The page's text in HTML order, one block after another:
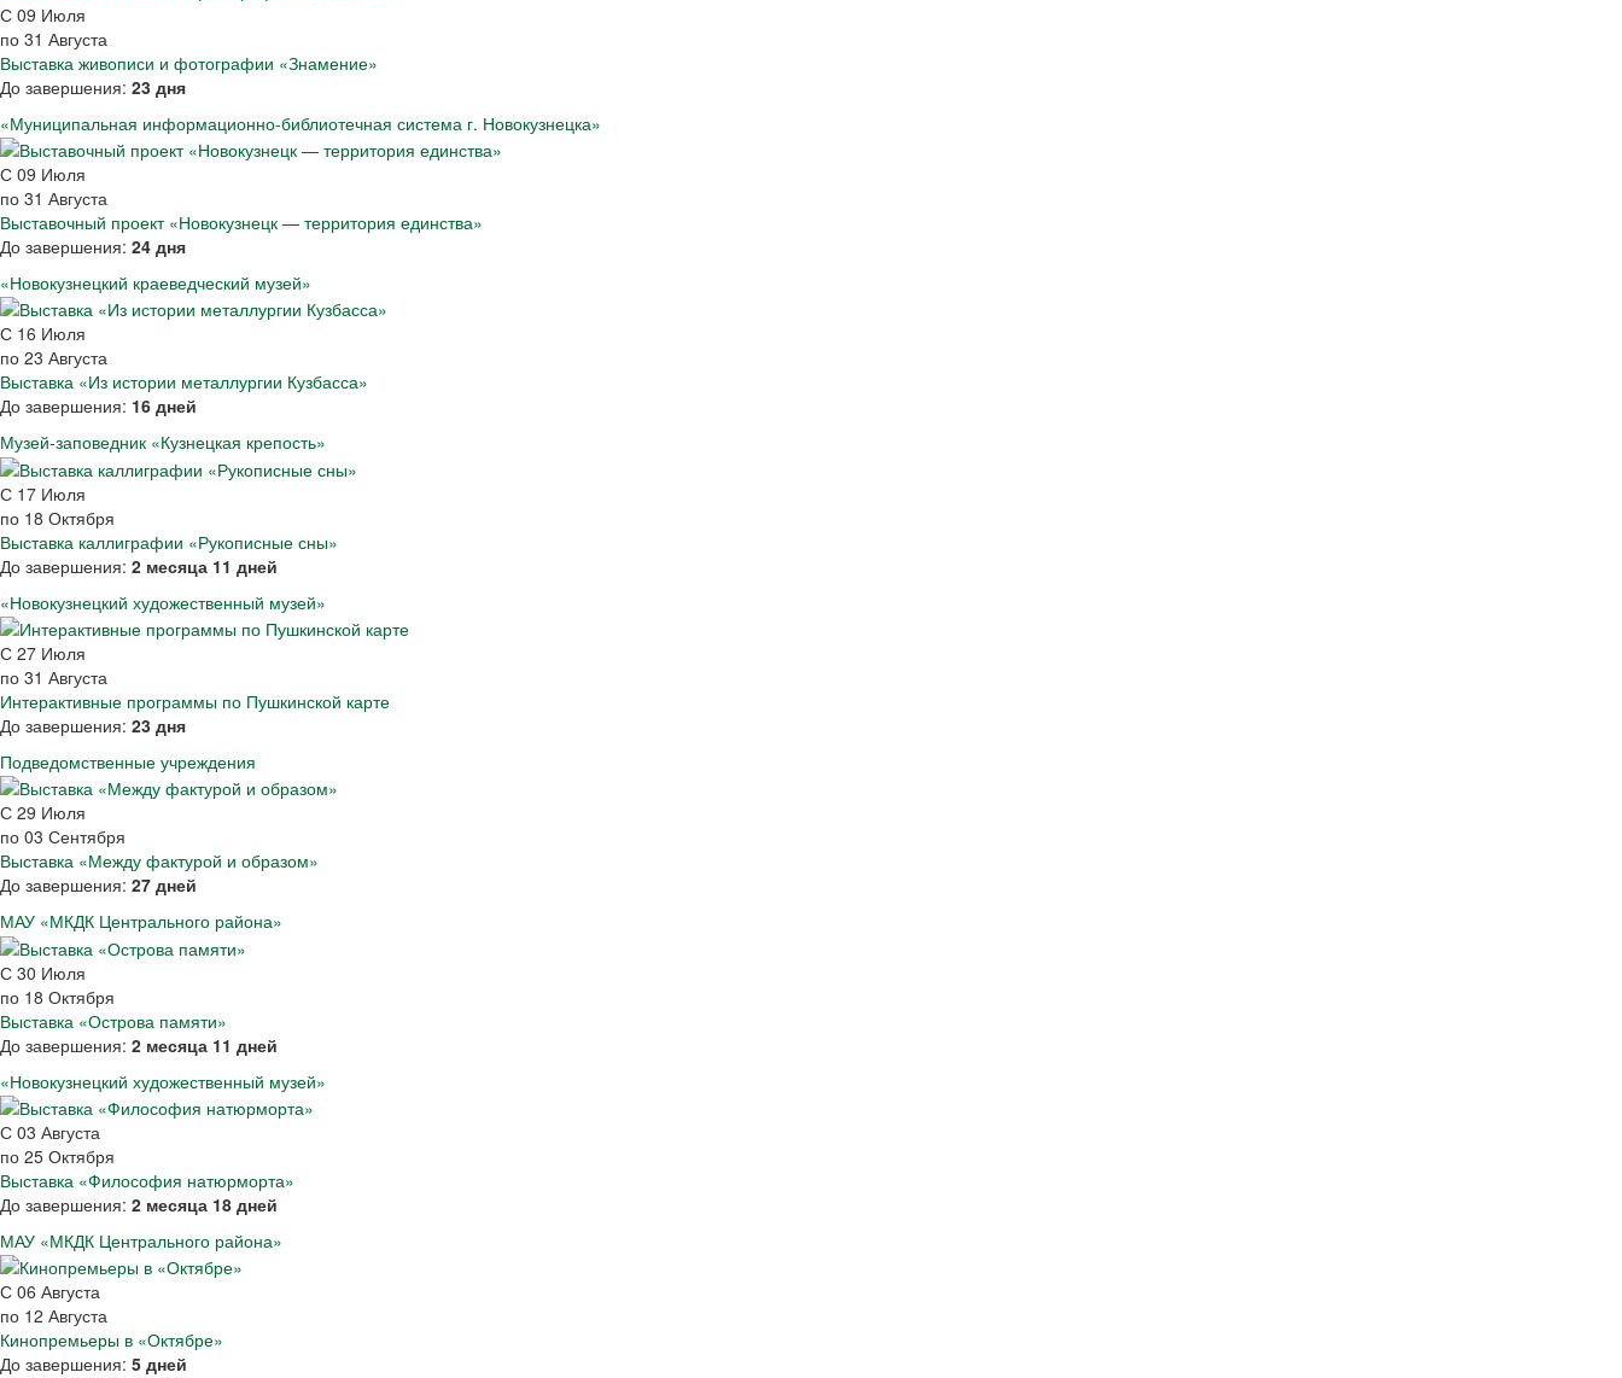
С 09 Июля
по 31 Августа
Выставка живописи и фотографии «Знамение»
До завершения: 23 дня
«Муниципальная информационно-библиотечная система г. Новокузнецка»
С 09 Июля
по 31 Августа
Выставочный проект «Новокузнецк — территория единства»
До завершения: 24 дня
«Новокузнецкий краеведческий музей»
С 16 Июля
по 23 Августа
Выставка «Из истории металлургии Кузбасса»
До завершения: 16 дней
Музей-заповедник «Кузнецкая крепость»
С 17 Июля
по 18 Октября
Выставка каллиграфии «Рукописные сны»
До завершения: 2 месяца 11 дней
«Новокузнецкий художественный музей»
С 27 Июля
по 31 Августа
Интерактивные программы по Пушкинской карте
До завершения: 23 дня
Подведомственные учреждения
С 29 Июля
по 03 Сентября
Выставка «Между фактурой и образом»
До завершения: 27 дней
МАУ «МКДК Центрального района»
С 30 Июля
по 18 Октября
Выставка «Острова памяти»
До завершения: 2 месяца 11 дней
«Новокузнецкий художественный музей»
С 03 Августа
по 25 Октября
Выставка «Философия натюрморта»
До завершения: 2 месяца 18 дней
МАУ «МКДК Центрального района»
С 06 Августа
по 12 Августа
Кинопремьеры в «Октябре»
До завершения: 5 дней